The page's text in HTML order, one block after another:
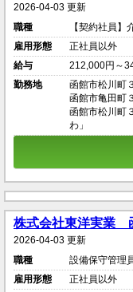
2026-04-03 更新
職種
【契約社員】
雇用形態
正社員以外
給与
212,000円～
勤務地
函館市松川町
函館市亀田町
函館市松川町
わ」
株式会社東洋実業
2026-04-03 更新
職種
設備保守管理
雇用形態
正社員以外